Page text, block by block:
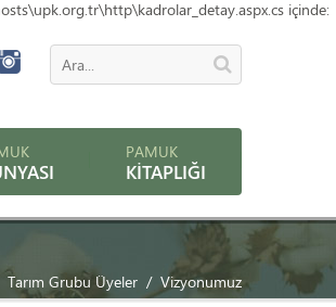
içinde:
PAMUK
KITAPLIĞI
Tarım Grubu Üyeler Vizyonumuz